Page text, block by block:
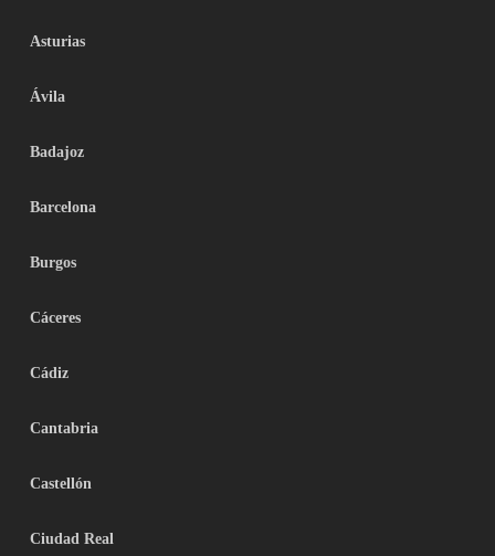
Asturias
Ávila
Badajoz
Barcelona
Burgos
Cáceres
Cádiz
Cantabria
Castellón
Ciudad Real